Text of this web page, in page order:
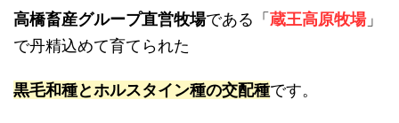
高橋畜産グループ直営牧場である「 蔵王高原牧場」
で丹精込めて育てられた
黒毛和種とホルスタイン種の交配種です。